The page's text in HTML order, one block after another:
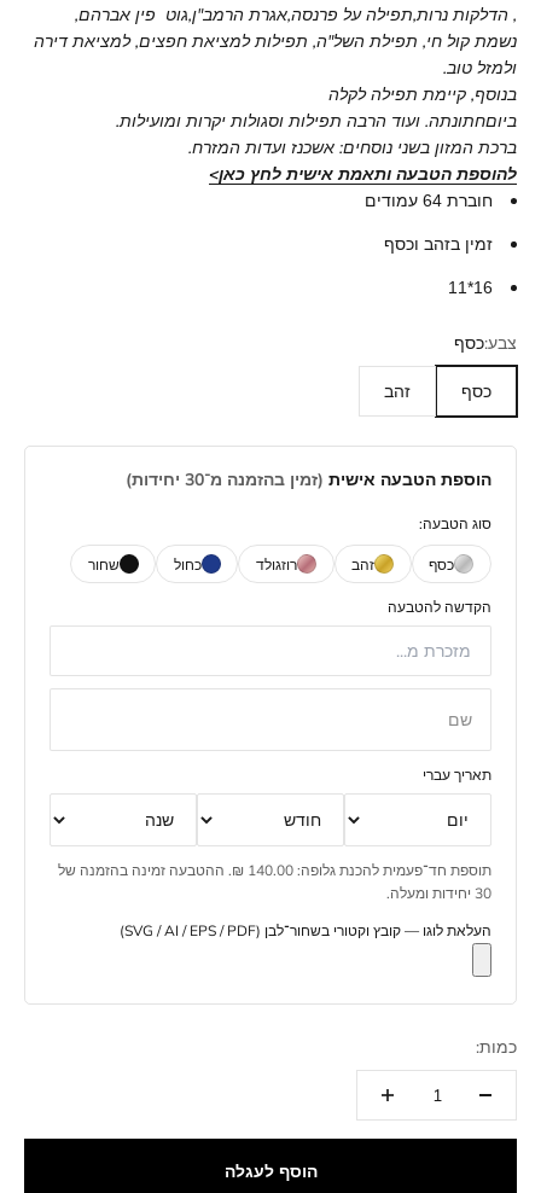
, הדלקות נרות,תפילה על פרנסה,אגרת הרמב"ן,גוט פין אברהם,
נשמת קול חי, תפילת השל"ה, תפילות למציאת חפצים, למציאת דירה
ולמזל טוב.
בנוסף, קיימת תפילה לקלה
ביוםחתונתה. ועוד הרבה תפילות וסגולות יקרות ומועילות.
ברכת המזון בשני נוסחים: אשכנז ועדות המזרח.
להוספת הטבעה ותאמת אישית לחץ כאן>
חוברת 64 עמודים
זמין בזהב וכסף
16*11
צבע:כסף
כסף זהב
הוספת הטבעה אישית (זמין בהזמנה מ־30 יחידות)
סוג הטבעה:
כסף זהב רוזגולד כחול שחור
הקדשה להטבעה
שם
תאריך עברי
תוספת חד־פעמית להכנת גלופה: 140.00 ₪. ההטבעה זמינה בהזמנה של
30 יחידות ומעלה.
העלאת לוגו — קובץ וקטורי בשחור־לבן (SVG / AI / EPS / PDF)
כמות:
הוסף לעגלה